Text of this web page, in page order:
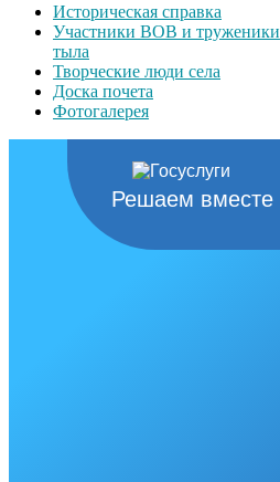
Историческая справка
Участники ВОВ и труженики
тыла
Творческие люди села
Доска почета
Фотогалерея
Решаем вместе